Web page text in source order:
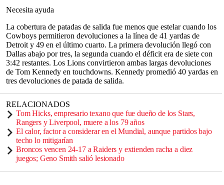
Necesita ayuda
La cobertura de patadas de salida fue menos que estelar cuando los
Cowboys permitieron devoluciones a la línea de 41 yardas de
Detroit y 49 en el último cuarto. La primera devolución llegó con
Dallas abajo por tres, la segunda cuando el déficit era de siete con
3:42 restantes. Los Lions convirtieron ambas largas devoluciones
de Tom Kennedy en touchdowns. Kennedy promedió 40 yardas en
tres devoluciones de patada de salida.
RELACIONADOS
Tom Hicks, empresario texano que fue dueño de los Stars,
Rangers y Liverpool, muere a los 79 años
El calor, factor a considerar en el Mundial, aunque partidos bajo
techo lo mitigarían
Broncos vencen 24-17 a Raiders y extienden racha a diez
juegos; Geno Smith salió lesionado